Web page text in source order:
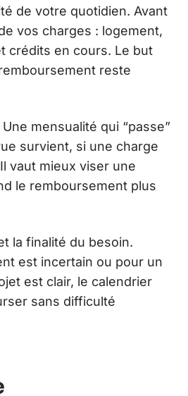
de votre quotidien. Avant
vos charges : logement,
crédits en cours. Le but
reste
mensualité qui “passe”
survient, si une charge
vaut mieux viser une
le remboursement plus
la finalité du besoin.
est incertain ou pour un
est clair, le calendrier
sans difficulté